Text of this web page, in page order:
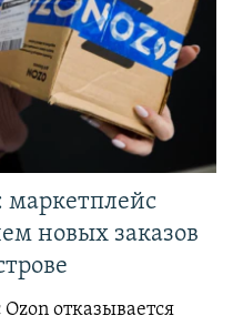
маркетплейс
новых заказов
отказывается